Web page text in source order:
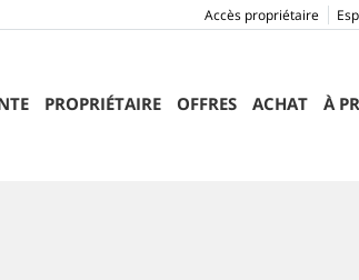
Accès propriétaire
PROPRIÉTAIRE OFFRES ACHAT À